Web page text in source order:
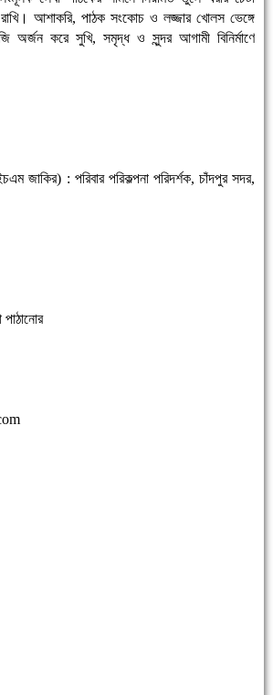
রাখি। আশাকরি, পাঠক সংকোচ ও লজ্জার খোলস ভেঙ্গে
অর্জন করে সুখি, সমৃদ্ধ ও সুন্দর আগামী বিনির্মাণে
জাকির) : পরিবার পরিকল্পনা পরিদর্শক, চাঁদপুর সদর,
পাঠানোর